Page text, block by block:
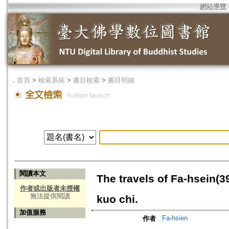
網站導覽
． 首頁 > 檢索系統 > 書目檢索 > 書目明細
閱讀本文
作者或出版者未授權
無法提供閱讀
加值服務
The travels of Fa-
kuo chi.
作者 Fa-hsien